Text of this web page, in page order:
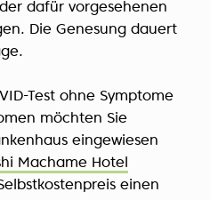
dafür vorgesehenen
Die Genesung dauert
Test ohne Symptome
möchten Sie
eingewiesen
Machame Hotel
einen